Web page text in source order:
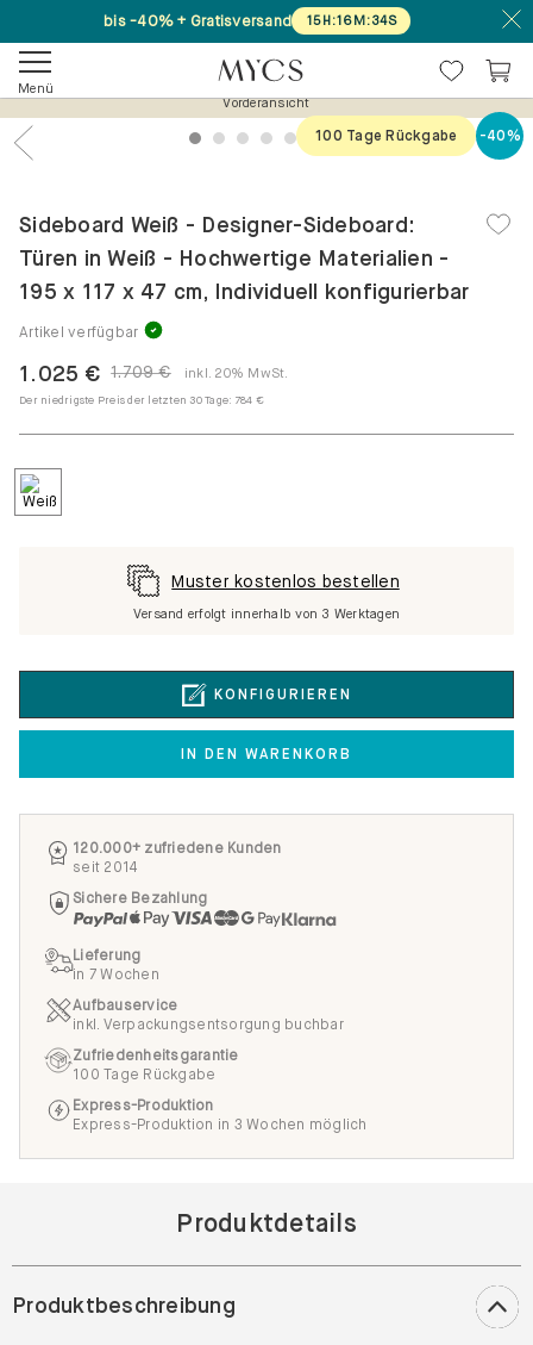
bis -40% + Gratisversand 15H:16M:34S
Menü
Vorderansicht
1 2 3 4 5 6 7
100 Tage Rückgabe -40%
Sideboard Weiß - Designer-Sideboard:
Türen in Weiß - Hochwertige Materialien -
195 x 117 x 47 cm, Individuell konfigurierbar
Artikel verfügbar
1.709 €
1.025 € inkl. 20% MwSt.
Der niedrigste Preis der letzten 30 Tage: 784 €
KONFIGURIEREN
IN DEN WARENKORB
Muster kostenlos bestellen
Versand erfolgt innerhalb von 3 Werktagen
120.000+ zufriedene Kunden
seit 2014
Sichere Bezahlung
Lieferung
in 7 Wochen
Aufbauservice
inkl. Verpackungsentsorgung buchbar
Zufriedenheitsgarantie
100 Tage Rückgabe
Express-Produktion
Express-Produktion in 3 Wochen möglich
Produktdetails
Produktbeschreibung